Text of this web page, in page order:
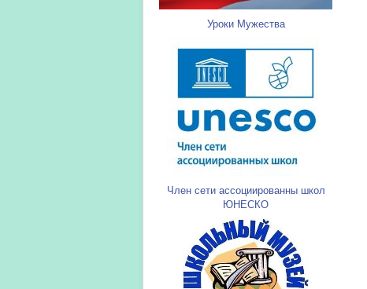
Уроки Мужества
Член сети ассоциированны школ
ЮНЕСКО